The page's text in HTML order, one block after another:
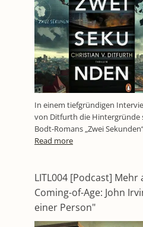
In einem tiefgründigen
von Ditfurth die Hintergründe
Bodt-Romans „Zwei
Read more
LITL004 [Podcast] Mehr
Coming-of-Age: John
einer Person"